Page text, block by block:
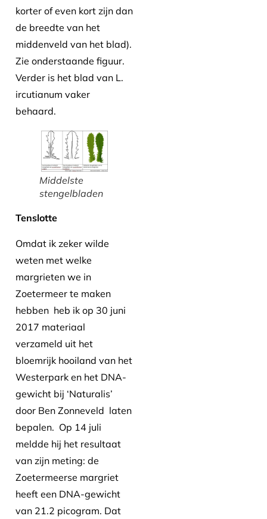
korter of even kort zijn dan
de breedte van het
middenveld van het blad).
Zie onderstaande figuur.
Verder is het blad van L.
ircutianum vaker
behaard.
Middelste
stengelbladen
Tenslotte
Omdat ik zeker wilde
weten met welke
margrieten we in
Zoetermeer te maken
hebben heb ik op 30 juni
2017 materiaal
verzameld uit het
bloemrijk hooiland van het
Westerpark en het DNA-
gewicht bij ‘Naturalis’
door Ben Zonneveld laten
bepalen. Op 14 juli
meldde hij het resultaat
van zijn meting: de
Zoetermeerse margriet
heeft een DNA-gewicht
van 21.2 picogram. Dat